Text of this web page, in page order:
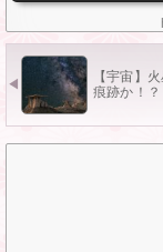
【宇宙】
痕跡か！？